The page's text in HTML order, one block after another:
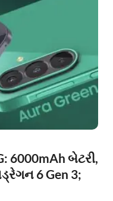
6000mAh બેટરી,
6 Gen 3;